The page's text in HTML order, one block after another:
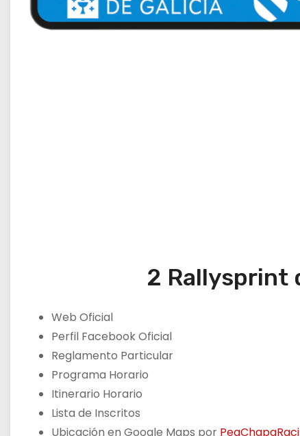
2 Rallysprint
Web Oficial
Perfil Facebook Oficial
Reglamento Particular
Programa Horario
Itinerario Horario
Lista de Inscritos
Ubicación en Google Maps por